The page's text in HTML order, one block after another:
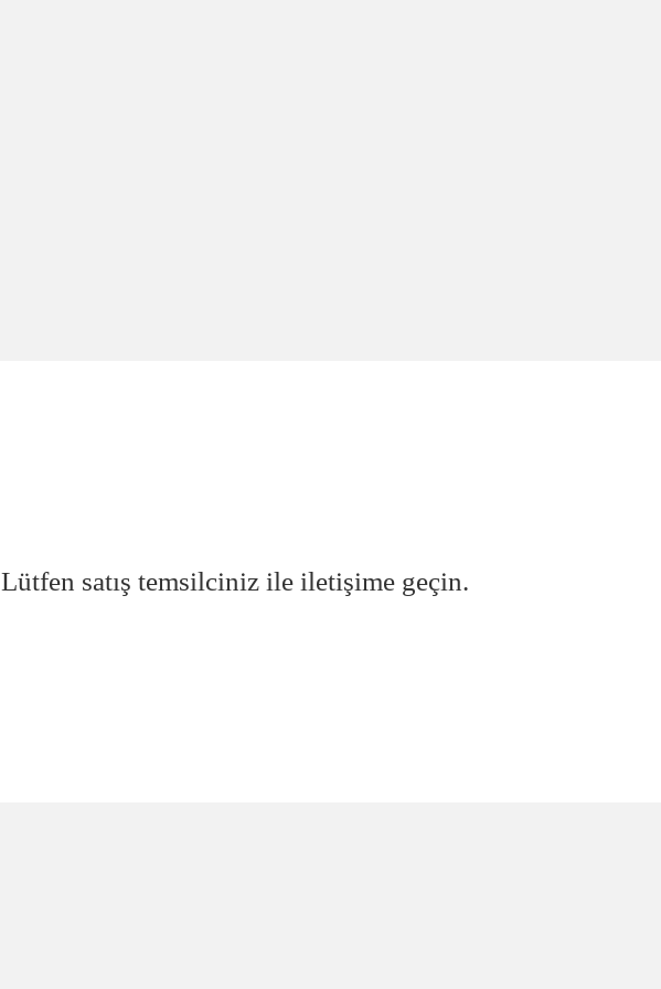
Lütfen satış temsilciniz ile iletişime geçin.